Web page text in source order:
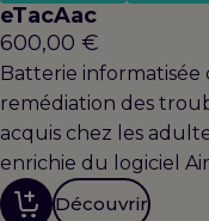
eTacAac
600,00 €
Batterie informatisée
remédiation des
acquis chez les
enrichie du logiciel
Découvrir